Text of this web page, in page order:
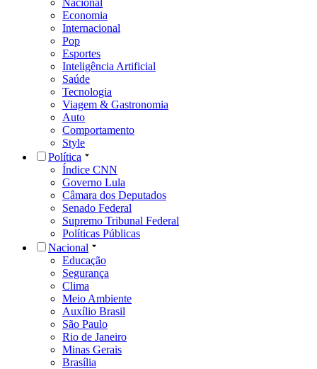
Economia
Internacional
Pop
Esportes
Inteligência Artificial
Saúde
Tecnologia
Viagem & Gastronomia
Auto
Comportamento
Style
Política
Índice CNN
Governo Lula
Câmara dos Deputados
Senado Federal
Supremo Tribunal Federal
Políticas Públicas
Nacional
Educação
Segurança
Clima
Meio Ambiente
Auxílio Brasil
São Paulo
Rio de Janeiro
Minas Gerais
Brasília